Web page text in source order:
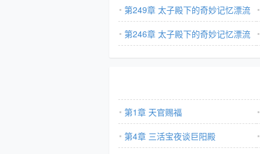
第249章 太子殿下的奇妙记忆漂流
4
3
第246章 太子殿下的奇妙记忆漂流
第1章 天官赐福
第4章 三活宝夜谈巨阳殿